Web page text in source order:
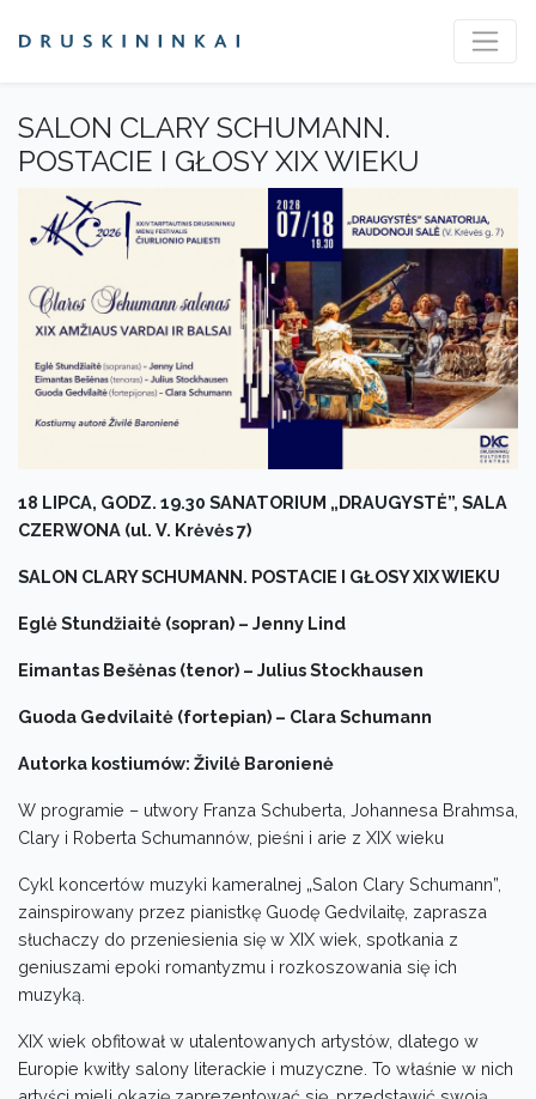
SALON CLARY SCHUMANN.
POSTACIE I GŁOSY XIX WIEKU
18 LIPCA, GODZ. 19.30 SANATORIUM „DRAUGYSTĖ”, SALA
CZERWONA (ul. V. Krėvės 7)
SALON CLARY SCHUMANN. POSTACIE I GŁOSY XIX WIEKU
Eglė Stundžiaitė (sopran) – Jenny Lind
Eimantas Bešėnas (tenor) – Julius Stockhausen
Guoda Gedvilaitė (fortepian) – Clara Schumann
Autorka kostiumów: Živilė Baronienė
W programie – utwory Franza Schuberta, Johannesa Brahmsa,
Clary i Roberta Schumannów, pieśni i arie z XIX wieku
Cykl koncertów muzyki kameralnej „Salon Clary Schumann”,
zainspirowany przez pianistkę Guodę Gedvilaitę, zaprasza
słuchaczy do przeniesienia się w XIX wiek, spotkania z
geniuszami epoki romantyzmu i rozkoszowania się ich
muzyką.
XIX wiek obfitował w utalentowanych artystów, dlatego w
Europie kwitły salony literackie i muzyczne. To właśnie w nich